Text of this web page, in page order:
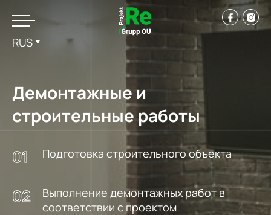
RUS
Демонтажные и
строительные работы
Подготовка строительного объекта
Выполнение демонтажных работ в
соответствии с проектом